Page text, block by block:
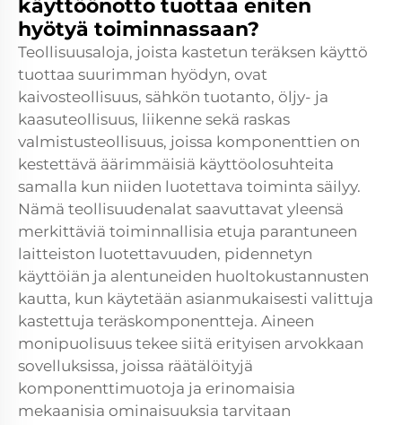
käyttöönotto tuottaa eniten
hyötyä toiminnassaan?
Teollisuusaloja, joista kastetun teräksen käyttö
tuottaa suurimman hyödyn, ovat
kaivosteollisuus, sähkön tuotanto, öljy- ja
kaasuteollisuus, liikenne sekä raskas
valmistusteollisuus, joissa komponenttien on
kestettävä äärimmäisiä käyttöolosuhteita
samalla kun niiden luotettava toiminta säilyy.
Nämä teollisuudenalat saavuttavat yleensä
merkittäviä toiminnallisia etuja parantuneen
laitteiston luotettavuuden, pidennetyn
käyttöiän ja alentuneiden huoltokustannusten
kautta, kun käytetään asianmukaisesti valittuja
kastettuja teräskomponentteja. Aineen
monipuolisuus tekee siitä erityisen arvokkaan
sovelluksissa, joissa räätälöityjä
komponenttimuotoja ja erinomaisia
mekaanisia ominaisuuksia tarvitaan